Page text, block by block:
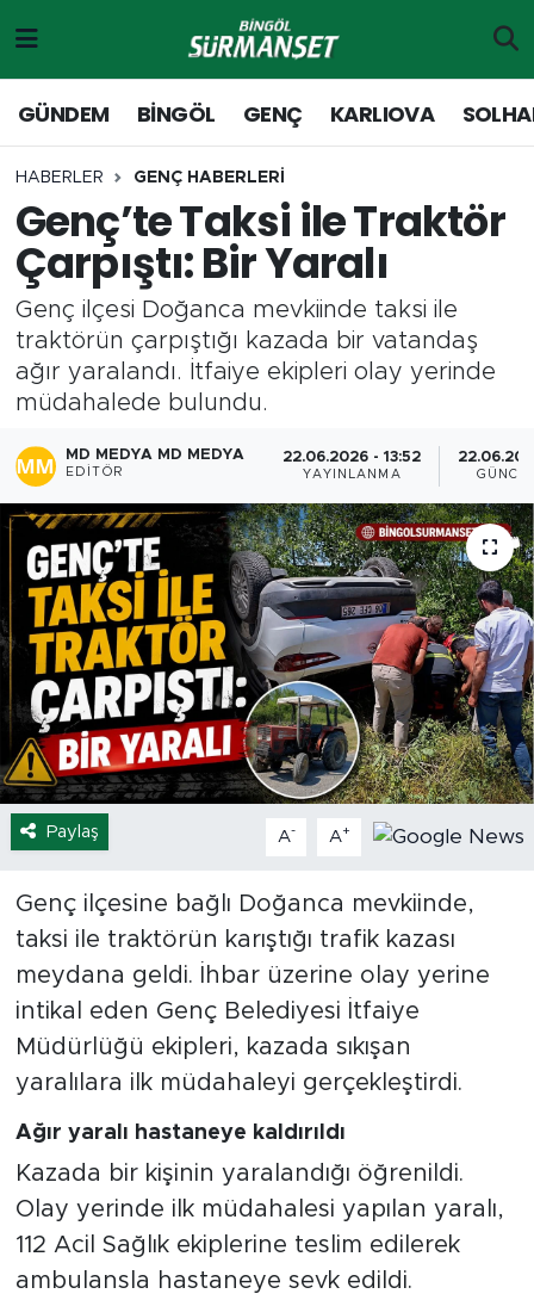
GÜNDEM BİNGÖL GENÇ KARLIOVA
HABERLER GENÇ HABERLERİ
Genç’te Taksi ile Traktör
Çarpıştı: Bir Yaralı
Genç ilçesi Doğanca mevkiinde taksi ile
traktörün çarpıştığı kazada bir vatandaş
ağır yaralandı. İtfaiye ekipleri olay yerinde
müdahalede bulundu.
MD MEDYA MD MEDYA
EDITÖR
22.06.2026 - 13:52
YAYINLANMA
Paylaş A- A+
Genç ilçesine bağlı Doğanca mevkiinde,
taksi ile traktörün karıştığı trafik kazası
meydana geldi. İhbar üzerine olay yerine
intikal eden Genç Belediyesi İtfaiye
Müdürlüğü ekipleri, kazada sıkışan
yaralılara ilk müdahaleyi gerçekleştirdi.
Ağır yaralı hastaneye kaldırıldı
Kazada bir kişinin yaralandığı öğrenildi.
Olay yerinde ilk müdahalesi yapılan yaralı,
112 Acil Sağlık ekiplerine teslim edilerek
ambulansla hastaneye sevk edildi.
Genç
Solhan
Karlıova
Adaklı-Kiğı
Yayladere-Yedisu
MD Prestij Dergisi
Siyaset
Spor
Yaşam
Sağlık
Eğitim
Ekonomi
Tavz Der
Bingöl Kaza Haberleri
Merkez Hava Durumu
Merkez Trafik Yoğunluk Haritası
Süper Lig Puan Durumu ve Fikstür
Tüm Manşetler
Son Dakika Haberleri
Haber Arşivi